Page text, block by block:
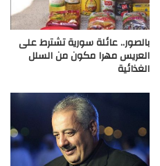
بالصور.. عائلة سورية تشترط على
العريس مهرا مكون من السلل
الغذائية